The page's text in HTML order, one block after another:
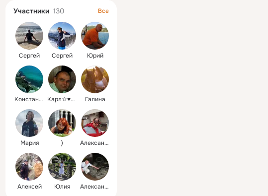
Участники 130 Все
Сергей Сергей Юрий
Константин Карл☆♥★♡♧ Галина
Мария ) Aлександр
Алексей Юлия Александр